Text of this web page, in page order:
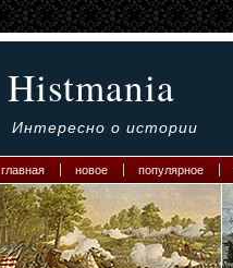
Histmania
Интересно о истории
главная новое популярное